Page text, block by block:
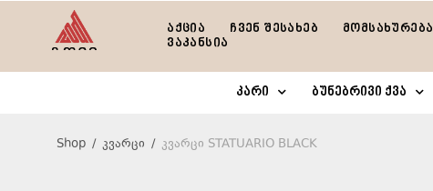
აქცია ჩვენ შესახებ მომსახურება
ვაკანსია
კარი ბუნებრივი ქვა
Shop / კვარცი / კვარცი STATUARIO BLACK